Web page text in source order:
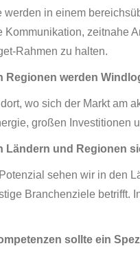
werden in einem
Kommunikation, zeitnahe
Rahmen zu halten.
Regionen werden
wo sich der Markt am
großen Investitionen
Ländern und Regionen
sehen wir in den
Branchenziele betrifft.
sollte ein